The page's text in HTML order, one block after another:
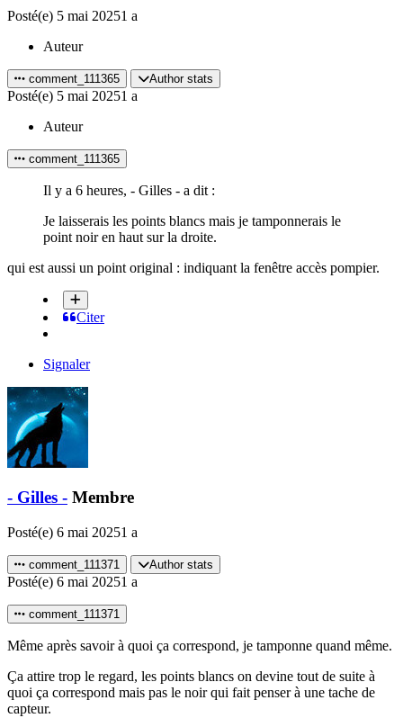
Posté(e) 5 mai 20251 a
Auteur
comment_111365 Author stats
Posté(e) 5 mai 20251 a
Auteur
comment_111365
Il y a 6 heures, - Gilles - a dit :
Je laisserais les points blancs mais je tamponnerais le
point noir en haut sur la droite.
qui est aussi un point original : indiquant la fenêtre accès pompier.
Citer
Signaler
- Gilles - Membre
Posté(e) 6 mai 20251 a
comment_111371 Author stats
Posté(e) 6 mai 20251 a
comment_111371
Même après savoir à quoi ça correspond, je tamponne quand même.
Ça attire trop le regard, les points blancs on devine tout de suite à
quoi ça correspond mais pas le noir qui fait penser à une tache de
capteur.